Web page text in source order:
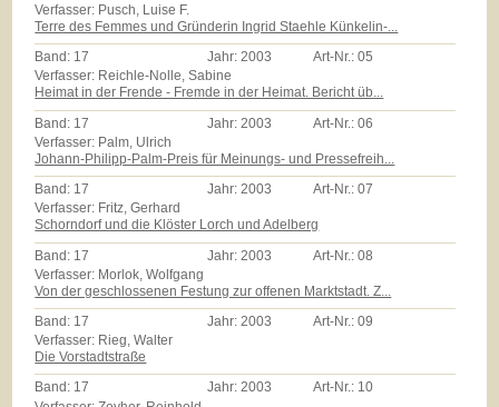
Verfasser: Pusch, Luise F.
Terre des Femmes und Gründerin Ingrid Staehle Künkelin-...
Band: 17 Jahr:2003 Art-Nr.:05
Verfasser: Reichle-Nolle, Sabine
Heimat in der Frende - Fremde in der Heimat. Bericht üb...
Band: 17 Jahr: 2003 Art-Nr.:06
Verfasser: Palm, Ulrich
Johann-Philipp-Palm-Preis für Meinungs- und Pressefreih...
Band: 17 Jahr:2003 Art-Nr.:07
Verfasser: Fritz, Gerhard
Schorndorf und die Klöster Lorch und Adelberg
Band: 17 Jahr: 2003 Art-Nr.:08
Verfasser: Morlok, Wolfgang
Von der geschlossenen Festung zur offenen Marktstadt. Z...
Band: 17 Jahr:2003 Art-Nr.:09
Verfasser: Rieg, Walter
Die Vorstadtstraße
Band: 17 Jahr:2003 Art-Nr.: 10